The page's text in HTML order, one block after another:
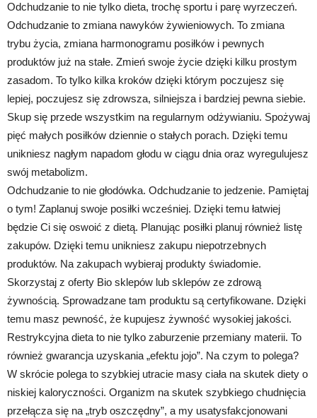
Odchudzanie to nie tylko dieta, trochę sportu i parę wyrzeczeń.
Odchudzanie to zmiana nawyków żywieniowych. To zmiana
trybu życia, zmiana harmonogramu posiłków i pewnych
produktów już na stałe. Zmień swoje życie dzięki kilku prostym
zasadom. To tylko kilka kroków dzięki którym poczujesz się
lepiej, poczujesz się zdrowsza, silniejsza i bardziej pewna siebie.
Skup się przede wszystkim na regularnym odżywianiu. Spożywaj
pięć małych posiłków dziennie o stałych porach. Dzięki temu
unikniesz nagłym napadom głodu w ciągu dnia oraz wyregulujesz
swój metabolizm.
Odchudzanie to nie głodówka. Odchudzanie to jedzenie. Pamiętaj
o tym! Zaplanuj swoje posiłki wcześniej. Dzięki temu łatwiej
będzie Ci się oswoić z dietą. Planując posiłki planuj również listę
zakupów. Dzięki temu unikniesz zakupu niepotrzebnych
produktów. Na zakupach wybieraj produkty świadomie.
Skorzystaj z oferty Bio sklepów lub sklepów ze zdrową
żywnością. Sprowadzane tam produktu są certyfikowane. Dzięki
temu masz pewność, że kupujesz żywność wysokiej jakości.
Restrykcyjna dieta to nie tylko zaburzenie przemiany materii. To
również gwarancja uzyskania „efektu jojo”. Na czym to polega?
W skrócie polega to szybkiej utracie masy ciała na skutek diety o
niskiej kaloryczności. Organizm na skutek szybkiego chudnięcia
przełącza się na „tryb oszczędny”, a my usatysfakcjonowani